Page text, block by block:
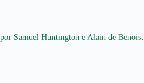
Samuel Huntington e Alain de Benoist